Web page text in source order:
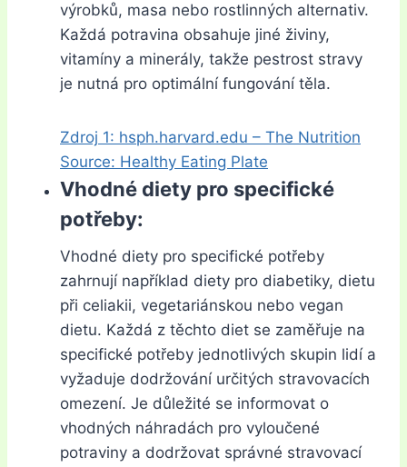
výrobků, masa nebo rostlinných alternativ.
Každá potravina obsahuje jiné živiny,
vitamíny a minerály, takže pestrost stravy
je nutná pro optimální fungování těla.
Zdroj 1: hsph.harvard.edu – The Nutrition
Source: Healthy Eating Plate
Vhodné diety pro specifické
potřeby:
Vhodné diety pro specifické potřeby
zahrnují například diety pro diabetiky, dietu
při celiakii, vegetariánskou nebo vegan
dietu. Každá z těchto diet se zaměřuje na
specifické potřeby jednotlivých skupin lidí a
vyžaduje dodržování určitých stravovacích
omezení. Je důležité se informovat o
vhodných náhradách pro vyloučené
potraviny a dodržovat správné stravovací